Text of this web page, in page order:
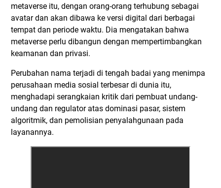
metaverse itu, dengan orang-orang terhubung sebagai
avatar dan akan dibawa ke versi digital dari berbagai
tempat dan periode waktu. Dia mengatakan bahwa
metaverse perlu dibangun dengan mempertimbangkan
keamanan dan privasi.
Perubahan nama terjadi di tengah badai yang menimpa
perusahaan media sosial terbesar di dunia itu,
menghadapi serangkaian kritik dari pembuat undang-
undang dan regulator atas dominasi pasar, sistem
algoritmik, dan pemolisian penyalahgunaan pada
layanannya.